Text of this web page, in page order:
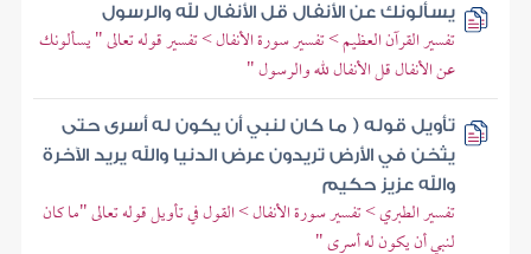
يسألونك عن الأنفال قل الأنفال لله والرسول
تفسير القرآن العظيم > تفسير سورة الأنفال > تفسير قوله تعالى " يسألونك
عن الأنفال قل الأنفال لله والرسول "
تأويل قوله ( ما كان لنبي أن يكون له أسرى حتى
يثخن في الأرض تريدون عرض الدنيا والله يريد الآخرة
والله عزيز حكيم
تفسير الطبري > تفسير سورة الأنفال > القول في تأويل قوله تعالى "ما كان
لنبي أن يكون له أسرى "